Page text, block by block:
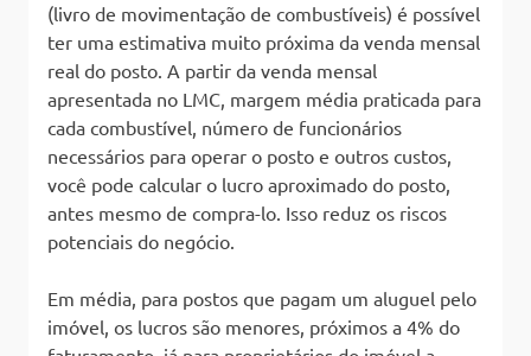
(livro de movimentação de combustíveis) é possível
ter uma estimativa muito próxima da venda mensal
real do posto. A partir da venda mensal
apresentada no LMC, margem média praticada para
cada combustível, número de funcionários
necessários para operar o posto e outros custos,
você pode calcular o lucro aproximado do posto,
antes mesmo de compra-lo. Isso reduz os riscos
potenciais do negócio.
Em média, para postos que pagam um aluguel pelo
imóvel, os lucros são menores, próximos a 4% do